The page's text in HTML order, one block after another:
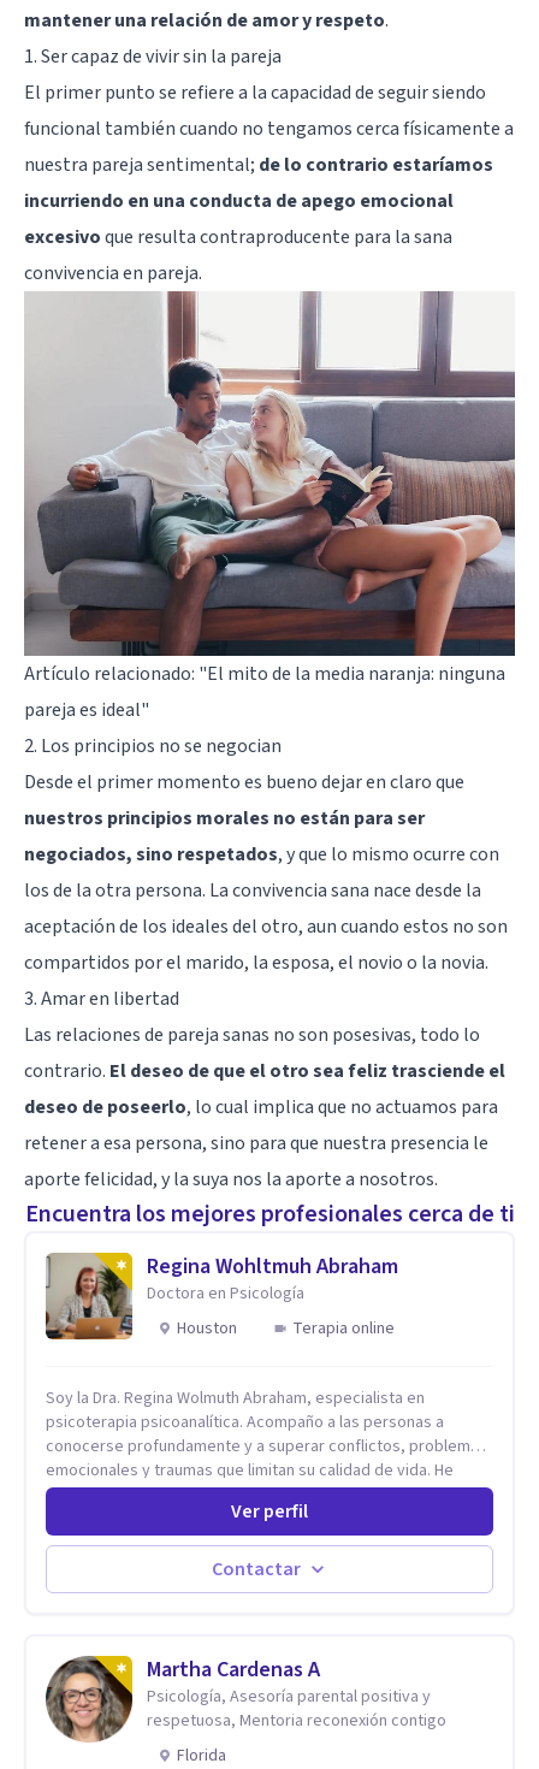
mantener una relación de amor y respeto.
1. Ser capaz de vivir sin la pareja
El primer punto se refiere a la capacidad de seguir siendo
funcional también cuando no tengamos cerca físicamente a
nuestra pareja sentimental; de lo contrario estaríamos
incurriendo en una conducta de apego emocional
excesivoque resulta contraproducente para la sana
convivencia en pareja.
Artículo relacionado: "El mito de la media naranja: ninguna
pareja es ideal"
2. Los principios no se negocian
Desde el primer momento es bueno dejar en claro que
nuestros principios morales no están para ser
negociados, sino respetados, y que lo mismo ocurre con
los de la otra persona. La convivencia sana nace desde la
aceptación de los ideales del otro, aun cuando estos no son
compartidos por el marido, la esposa, el novio o la novia.
3. Amar en libertad
Las relaciones de pareja sanas no son posesivas, todo lo
contrario. El deseo de que el otro sea feliz trasciende el
deseo de poseerlo, lo cual implica que no actuamos para
retener a esa persona, sino para que nuestra presencia le
aporte felicidad, y la suya nos la aporte a nosotros.
Encuentra los mejores profesionales cerca de ti
Regina Wohltmuh Abraham
Doctora en Psicología
Houston
Terapia online
Soy la Dra. Regina Wolmuth Abraham, especialista en
psicoterapia psicoanalítica. Acompaño a las personas a
conocerse profundamente y a superar conflictos, problemas
emocionales y traumas que limitan su calidad de vida. He
trabajado en reconocidas instituciones como el Hospital
Psiquiátrico San Rafael, Instituto Psiquiátrico MENDAO, San
Bernardino, Hospital Psiquiátrico Infantil y el Centro de
Integración Juvenil. Además, tuve el privilegio de colaborar
en comunidades como Olivar del Conde y Xochimilco, lo que
Ver perfil
Contactar
Martha Cardenas A
Psicología, Asesoría parental positiva y
respetuosa, Mentoria reconexión contigo
Florida